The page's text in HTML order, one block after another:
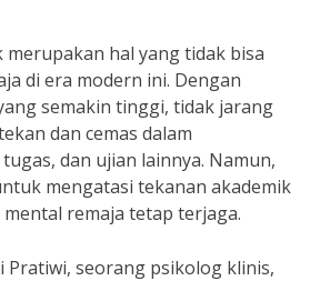
merupakan hal yang tidak bisa
di era modern ini. Dengan
semakin tinggi, tidak jarang
dan cemas dalam
dan ujian lainnya. Namun,
mengatasi tekanan akademik
remaja tetap terjaga.
Pratiwi, seorang psikolog klinis,